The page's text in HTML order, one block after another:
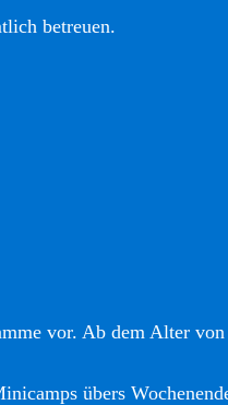
betreuen.
vor. Ab dem Alter
übers